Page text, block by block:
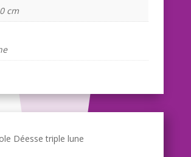
cm
Déesse triple lune